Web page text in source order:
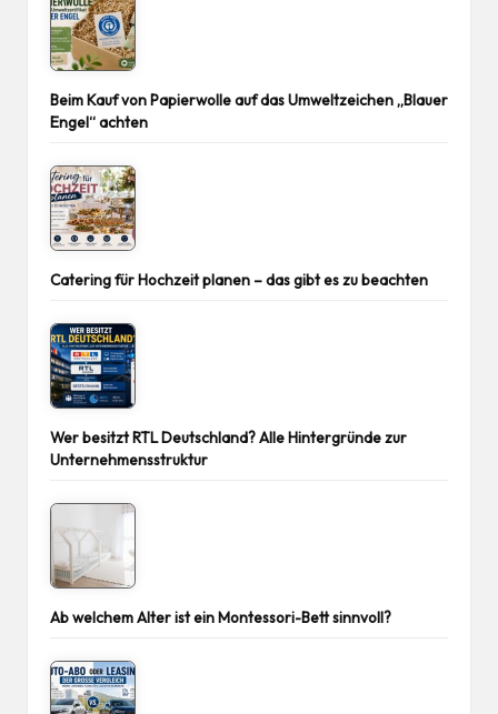
Beim Kauf von Papierwolle auf das Umweltzeichen „Blauer
Engel“ achten
Catering für Hochzeit planen – das gibt es zu beachten
Wer besitzt RTL Deutschland? Alle Hintergründe zur
Unternehmensstruktur
Ab welchem Alter ist ein Montessori-Bett sinnvoll?